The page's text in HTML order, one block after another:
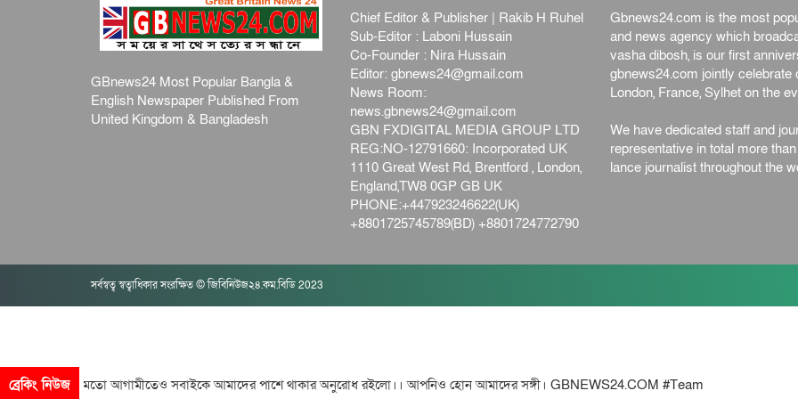
GBnews24 Most Popular Bangla &
English Newspaper Published From
United Kingdom & Bangladesh
Chief Editor & Publisher | Rakib H Ruhel
Sub-Editor : Laboni Hussain
Co-Founder : Nira Hussain
Editor:gbnews24@gmail.com
News Room:
news.gbnews24@gmail.com
GBN FXDIGITAL MEDIA GROUP LTD
REG:NO-12791660: Incorporated UK
1110 Great West Rd, Brentford , London,
England,TW8 0GP GB UK
PHONE:+447923246622(UK)
+8801725745789(BD) +8801724772790
Gbnews24.com is the most
and news agency which
vasha dibosh, is our first
gbnews24.com jointly
London, France, Sylhet on the
We have dedicated staff and
representative in total more
lance journalist throughout the
সর্বস্বত্ব স্বত্বাধিকার সংরক্ষিত © জিবিনিউজ২৪.কম.বিডি 2023
ব্রেকিং নিউজ
মতো আগামীতেও সবাইকে আমাদের পাশে থাকার অনুরোধ রইলো।। আপনিও হোন আমাদের সঙ্গী। GBNEWS24.COM #Team